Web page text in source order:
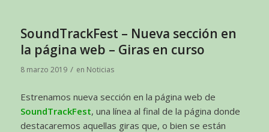
SoundTrackFest – Nueva sección en
la página web – Giras en curso
8 marzo 2019 / en Noticias
Estrenamos nueva sección en la página web de
SoundTrackFest, una línea al final de la página donde
destacaremos aquellas giras que, o bien se están